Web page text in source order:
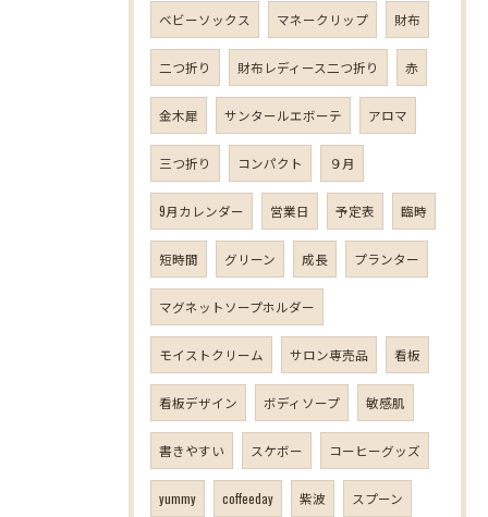
ベビーソックス マネークリップ 財布
二つ折り 財布レディース二つ折り 赤
金木犀 サンタールエボーテ アロマ
三つ折り コンパクト ９月
9月カレンダー 営業日 予定表 臨時
短時間 グリーン 成長 プランター
マグネットソープホルダー
モイストクリーム サロン専売品 看板
看板デザイン ボディソープ 敏感肌
書きやすい スケボー コーヒーグッズ
yummy coffeeday 紫波 スプーン